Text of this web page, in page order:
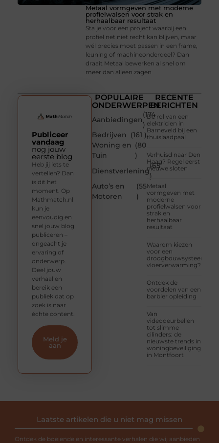
Metaal vormgeven met moderne
profielwalsen voor strak en
herhaalbaar resultaat
Sta je voor een project waarbij een
profiel net niet recht kan blijven, maar
wél precies moet passen in een frame,
leuning of machineonderdeel? Dan
draait Metaal bewerken al snel om
meer dan alleen zagen
POPULAIRE
ONDERWERPEN
Aanbiedingen
(174
)
Bedrijven
(161 )
Woning en
Tuin
(80
)
Dienstverlening
(65
)
Auto’s en
Motoren
(55
)
RECENTE
BERICHTEN
De rol van een
elektricien in
Barneveld bij een
thuislaadpaal
Verhuisd naar Den
Haag? Regel eerst
nieuwe sloten
Metaal
vormgeven met
moderne
profielwalsen voor
strak en
herhaalbaar
resultaat
Waarom kiezen
voor een
droogbouwsysteem
vloerverwarming?
Ontdek de
voordelen van een
barbier opleiding
Van
videodeurbellen
tot slimme
cilinders: de
nieuwste trends in
woningbeveiliging
in Montfoort
Publiceer
vandaag
nog jouw
eerste blog
Heb jij iets te
vertellen? Dan
is dit het
moment. Op
Mathmatch.nl
kun je
eenvoudig en
snel jouw blog
publiceren –
ongeacht je
ervaring of
onderwerp.
Deel jouw
verhaal en
bereik een
publiek dat op
zoek is naar
échte content.
Meld je
aan
Laatste artikelen die u niet mag missen
Ontdek de boeiende en interessante verhalen die wij aanbieden